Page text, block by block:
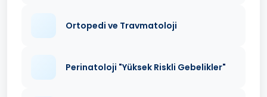
Ortopedi ve Travmatoloji
Perinatoloji "Yüksek Riskli Gebelikler"